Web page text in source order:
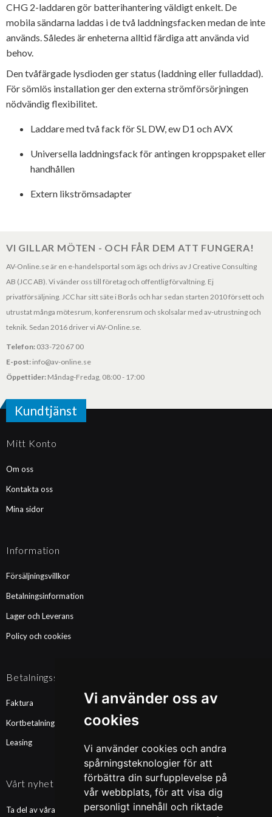
Vi använder oss av
cookies
Vi använder cookies och andra
spårningsteknologier för att
förbättra din surfupplevelse på
vår webbplats, för att visa dig
personligt innehåll och riktade
CHG 2-laddaren gör batterihantering väldigt enkelt. De
mobila sändarna laddas i de två laddningsfacken medan de inte
används. Således är enheterna alltid färdiga att använda vid
behov.
Den tvåfärgade lysdioden ger status (laddning eller fulladdad).
För sömlös installation ger den externa strömförsörjningen
nödvändig flexibilitet.
Laddare med två fack för SL DW, ew D1 och AVX
Universella laddningsfack för antingen kroppspaket eller
handhållen
Extern likströmsadapter
VI GILLAR MÖTEN - OCH FÅR DEM ATT FUNGERA!
AV-Online.se är en e-handelsportal som ägs och drivs av J Creative Consulting
AB (JCC AB). Vi vänder oss till företag och offentlig förvaltning. Ej
privatförsäljning. JCC har sitt säte i Borås och har sedan starten 2010 försett och
utrustat många mötesrum, konferensrum och skolsalar med av-utrustning och
teknik. Sedan 2016 driver vi AV-Online.se.
Telefon: 033-720 67 00
E-post: info@av-online.se
Öppettider: Måndag-Fredag, 08:00 - 17:00
Kundtjänst
Mitt Konto
Om oss
Kontakta oss
Mina sidor
Information
Försäljningsvillkor
Betalningsinformation
Lager och Leverans
Policy och cookies
Betalningssätt
Faktura
Kortbetalning
Leasing
Vårt nyhetsbrev
Ta del av våra nyheter och kampanjer. Fyll i din mailadress nedan!